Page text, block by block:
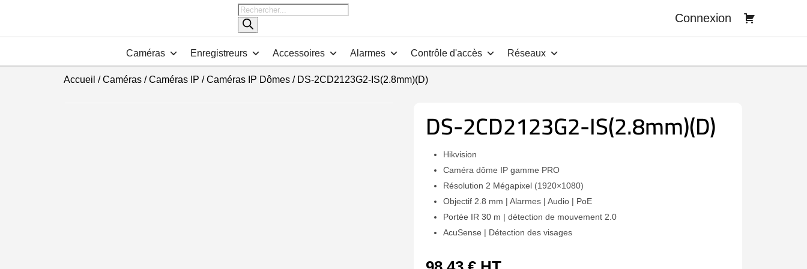
Recherche
de
produits
Connexion
Caméras Enregistreurs Accessoires Alarmes Contrôle d'accès Réseaux
Accueil /Caméras/Caméras IP /Caméras IP Dômes/ DS-2CD2123G2-IS(2.8mm)(D)
DS-2CD2123G2-IS(2.8mm)(D)
Hikvision
Caméra dôme IP gamme PRO
Résolution 2 Mégapixel (1920×1080)
Objectif 2.8 mm | Alarmes | Audio | PoE
Portée IR 30 m | détection de mouvement 2.0
AcuSense | Détection des visages